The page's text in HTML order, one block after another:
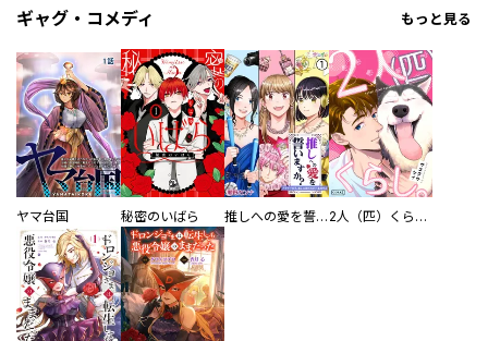
ギャグ・コメディ もっと見る
ヤマ台国 秘密のいばら 推しへの愛を誓いますか？～アラサー女子、推しは逃げぬが人生逃げる～ 2人（匹）くらし。